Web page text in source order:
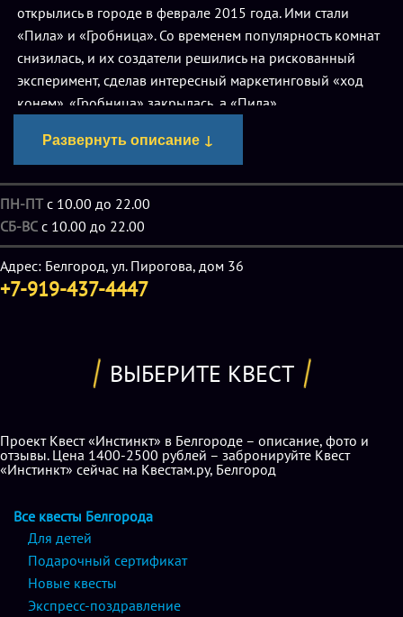
открылись в городе в феврале 2015 года. Ими стали
«Пила» и «Гробница». Со временем популярность комнат
снизилась, и их создатели решились на рискованный
эксперимент, сделав интересный маркетинговый «ход
конем». «Гробница» закрылась, а «Пила»
любимого многими кровавого фильма ужасов.
Теперь в арсенале «Инстинкта» вновь две атмосферные
локации в жанре хоррор, очень страшные, скорее
напоминающие перфоманс или экшн благодаря
активным действиям, участию промежуточных
персонажей и зависимости исхода игры от умения
Итак, сегодня
квесты «Инстинкт» в Белгороде
представлены двумя вариациями на тему ужастика «всех
выбраться живыми из комнат, где обитает маньяк-убийца,
сохранив при этом душевное здоровье!
Важный момент: оба квеста проекта «Инстинкт»
располагаются по разным адресам. Будьте внимательны
при бронировании.
Развернуть описание ↓
ПН-ПТс 10.00 до 22.00
СБ-ВС с 10.00 до 22.00
Адрес: Белгород, ул. Пирогова, дом 36
+7-919-437-4447
ВЫБЕРИТЕ КВЕСТ
Проект Квест «Инстинкт» в Белгороде – описание, фото и
отзывы. Цена 1400-2500 рублей – забронируйте Квест
«Инстинкт» сейчас на Квестам.ру, Белгород
Все квесты Белгорода
Для детей
Подарочный сертификат
Новые квесты
Экспресс-поздравление